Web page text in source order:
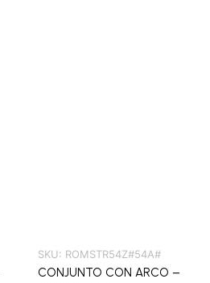
SKU: ROMSTR54Z#54A#
CONJUNTO CON ARCO –